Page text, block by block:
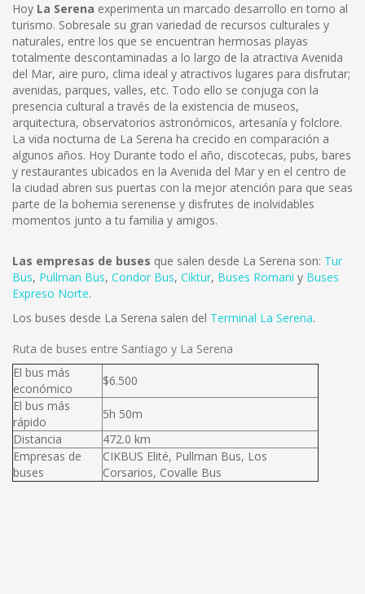
Hoy La Serena experimenta un marcado desarrollo en torno al
turismo. Sobresale su gran variedad de recursos culturales y
naturales, entre los que se encuentran hermosas playas
totalmente descontaminadas a lo largo de la atractiva Avenida
del Mar, aire puro, clima ideal y atractivos lugares para disfrutar;
avenidas, parques, valles, etc. Todo ello se conjuga con la
presencia cultural a través de la existencia de museos,
arquitectura, observatorios astronómicos, artesanía y folclore.
La vida nocturna de La Serena ha crecido en comparación a
algunos años. Hoy Durante todo el año, discotecas, pubs, bares
y restaurantes ubicados en la Avenida del Mar y en el centro de
la ciudad abren sus puertas con la mejor atención para que seas
parte de la bohemia serenense y disfrutes de inolvidables
momentos junto a tu familia y amigos.
Las empresas de buses que salen desde La Serena son: Tur
Bus, Pullman Bus, Condor Bus, Ciktur, Buses Romani y Buses
Expreso Norte.
Los buses desde La Serena salen del Terminal La Serena.
Ruta de buses entre Santiago y La Serena
El bus más
económico
$6.500
El bus más
rápido
5h 50m
Distancia
472.0 km
Empresas de
buses
CIKBUS Elité, Pullman Bus, Los
Corsarios, Covalle Bus